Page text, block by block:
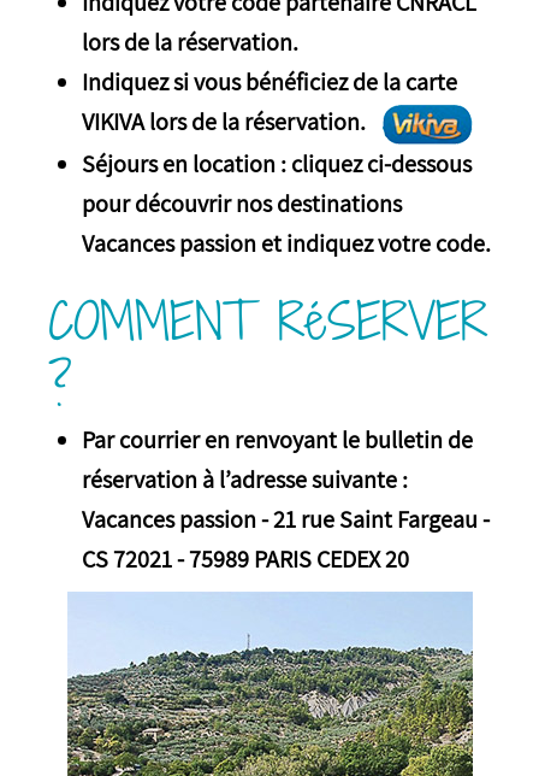
lors de la réservation.
Indiquez si vous bénéficiez de la carte
VIKIVA lors de la réservation.
Séjours en location : cliquez ci-dessous
pour découvrir nos destinations
Vacances passion et indiquez votre code.
COMMENT RéSERVER
?
Par courrier en renvoyant le bulletin de
réservation à l’adresse suivante :
Vacances passion - 21 rue Saint Fargeau -
CS 72021 - 75989 PARIS CEDEX 20